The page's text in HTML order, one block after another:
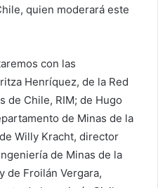
quien moderará este
con las
Henríquez, de la Red
de Chile, RIM; de Hugo
de Minas de la
Willy Kracht, director
de Minas de la
de Froilán Vergara,